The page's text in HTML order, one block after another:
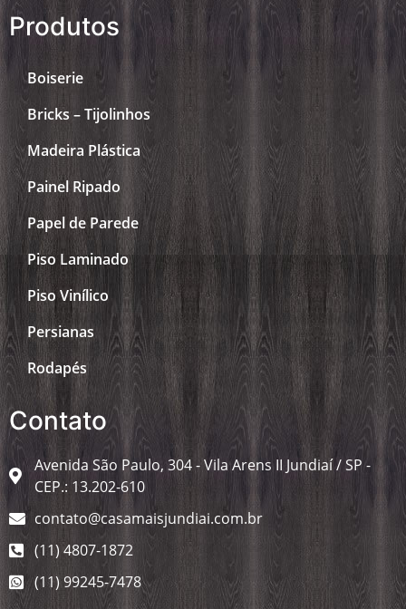
Produtos
Boiserie
Bricks – Tijolinhos
Madeira Plástica
Painel Ripado
Papel de Parede
Piso Laminado
Piso Vinílico
Persianas
Rodapés
Contato
Avenida São Paulo, 304 - Vila Arens II Jundiaí / SP -
CEP.: 13.202-610
contato@casamaisjundiai.com.br
(11) 4807-1872
(11) 99245-7478